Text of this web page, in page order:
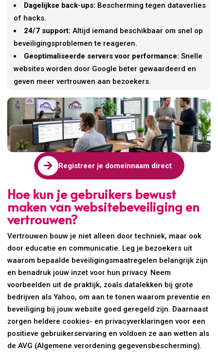
Dagelijkse back-ups: Bescherming tegen dataverlies
of hacks.
24/7 support: Altijd iemand beschikbaar om snel op
beveiligingsproblemen te reageren.
Geoptimaliseerde servers voor performance: Snelle
websites worden door Google beter gewaardeerd en
geven meer vertrouwen aan bezoekers.
 Registreer je domeinnaam direct
Hoe kun je gebruikers bewust
maken van websitebeveiliging en
vertrouwen?
Vertrouwen bouw je niet alleen door techniek, maar ook
door educatie en communicatie. Leg je bezoekers uit
waarom bepaalde beveiligingsmaatregelen belangrijk zijn
en benadruk jouw inzet voor hun privacy. Neem
voorbeelden uit de praktijk, zoals datalekken bij grote
bedrijven als Yahoo, om aan te tonen waarom preventie en
beveiliging bij jouw website goed geregeld zijn. Daarnaast
zorgen heldere cookies- en privacyverklaringen voor een
positieve gebruikerservaring en voldoen ze aan wetten als
de AVG (Algemene verordening gegevensbescherming).